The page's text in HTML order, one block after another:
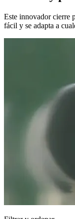
Este innovador cierre
fácil y se adapta a